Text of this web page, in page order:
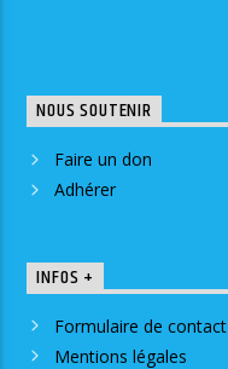
NOUS SOUTENIR
Faire un don
Adhérer
INFOS +
Formulaire de contact
Mentions légales